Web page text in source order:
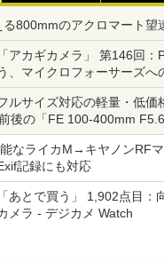
る800mmのアクロマート
アカギカメラ」 第146回：
、マイクロフォーサーズ
ルサイズ対応の軽量・低価
後の「FE 100-400mm
なライカM→キヤノンRF
記録にも対応
あとで買う」 1,902点目：
メラ - デジカメ Watch